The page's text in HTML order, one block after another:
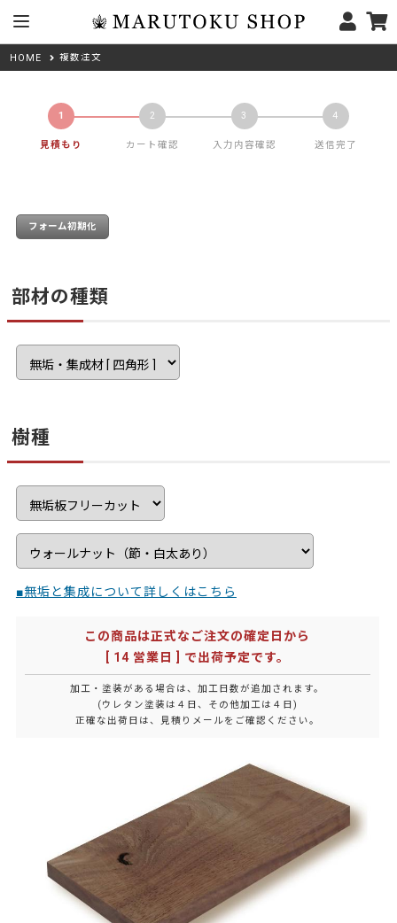
HOME 複数注文
見積もり カート確認 入力内容確認 送信完了
部材の種類
樹種
■無垢と集成について詳しくはこちら
この商品は正式なご注文の確定日から
[ 14 営業日 ] で出荷予定です。
加工・塗装がある場合は、加工日数が追加されます。
(ウレタン塗装は４日、その他加工は４日)
正確な出荷日は、見積りメールをご確認ください。